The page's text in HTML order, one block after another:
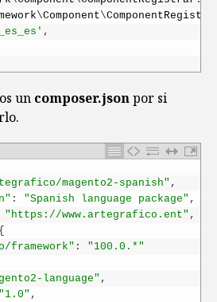
\Component\
,
un composer.jsonpor si
magento2-spanish" ,
: "Spanish language package" ,
"https://www.artegrafico.ent" ,
{
framework" :
"100.0.*"
language" ,
"1.0" ,